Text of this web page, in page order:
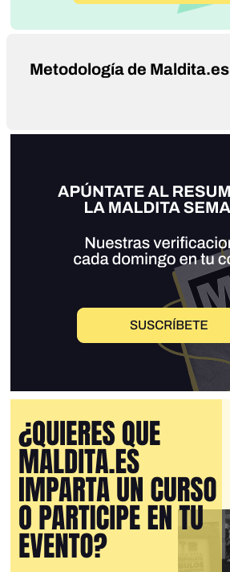
Metodología de Maldita.es